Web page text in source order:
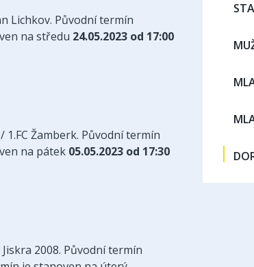
Lichkov. Původní termín
na středu 24.05.2023 od 17:00
1.FC Žamberk. Původní termín
na pátek 05.05.2023 od 17:30
2008. Původní termín